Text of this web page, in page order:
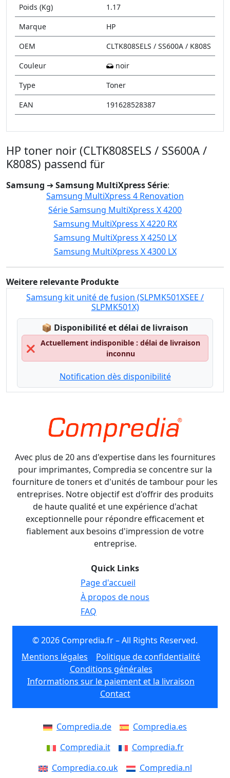
Poids (Kg)
1.17
Marque
HP
OEM
CLTK808SELS / SS600A / K808S
Couleur
noir
Type
Toner
EAN
191628528387
HP toner noir (CLTK808SELS / SS600A /
K808S) passend für
Samsung ➔Samsung MultiXpress Série:
Samsung MultiXpress 4 Renovation
Série Samsung MultiXpress X 4200
Samsung MultiXpress X 4220 RX
Samsung MultiXpress X 4250 LX
Samsung MultiXpress X 4300 LX
Weitere relevante Produkte
Samsung kit unité de fusion (SLPMK501XSEE /
SLPMK501X)
📦 Lagerstatus:
Disponibilité et délai de livraison
❌
Actuellement indisponible : délai de livraison
inconnu
Notification dès disponibilité
Avec plus de 20 ans d'expertise dans les fournitures
pour imprimantes, Compredia se concentre sur la
fourniture de toners et d'unités de tambour pour les
entreprises. Notre objectif est d'offrir des produits
de haute qualité et une expérience d'achat
exceptionnelle pour répondre efficacement et
fiablement aux besoins d'impression de votre
entreprise.
Quick Links
Page d'accueil
À propos de nous
FAQ
© 2026 Compredia.fr – All Rights Reserved.
Mentions légales
Politique de confidentialité
Conditions générales
Informations sur le paiement et la livraison
Contact
Compredia.de
Compredia.es
Compredia.it
Compredia.fr
Compredia.co.uk
Compredia.nl